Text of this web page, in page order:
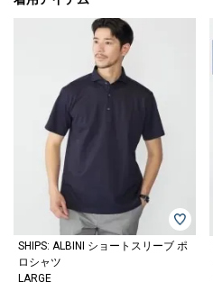
SHIPS: ALBINI ショートスリーブ ポ
ロシャツ
LARGE